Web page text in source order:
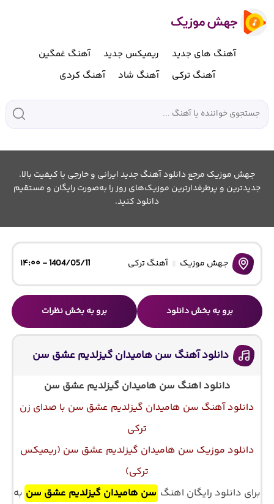
آهنگ های جدید ریمیکس جدید
آهنگ غمگین
آهنگ ترکی
آهنگ شاد آهنگ کردی
جهش موزیک مرجع دانلود آهنگ جدید ایرانی و خارجی با کیفیت بالا.
جدیدترین و پرطرفدارترین موزیک‌های روز را به‌صورت رایگان و مستقیم
دانلود کنید.
جهش موزیک آهنگ ترکی 1404/05/11 - ۱۴:۰۰
برو به بخش دانلود برو به بخش نظرات
دانلود آهنگ سن هامیدان گیزلدیم عشق سن
دانلود اهنگ سن هامیدان گیزلدیم عشق سن
دانلود آهنگ سن هامیدان گیزلدیم عشق سن با صدای زن
ترکی
دانلود موزیک سن هامیدان گیزلدیم عشق سن (ریمیکس
ترکی)
برای دانلود رایگان اهنگ سن هامیدان گیزلدیم عشق سن به